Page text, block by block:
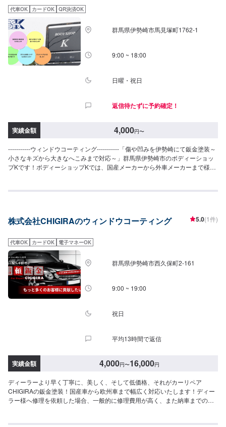
す。受付はスタッフへ「メンテモで予約しました」とお伝えください。ご案
内いたします。【定休日・営業時間】定休日：日曜日、祝日営業時間：
9:30~18:30
代車OK カードOK QR決済OK
群馬県伊勢崎市馬見塚町1762‐1
9:00 ~ 18:00
日曜・祝日
返信待たずに予約確定！
実績金額 4,000円〜
-----------ウィンドウコーティング-----------「傷や凹みを伊勢崎にて鈑金塗装～
小さなキズから大きなへこみまで対応～」群馬県伊勢崎市のボディーショッ
プKです！ボディーショップKでは、国産メーカーから外車メーカーまで様々
色あせや剥げなどお客様の大切な愛車をプロの技でお直しいたします。お困
します。フロンガス交換機有！最新車種のエアコン修理も対応できます！全
任せください！--------------------------------------------------【1】オファーにてお問
い合わせ【2】お見積り【3】お見積りにご納得いただければ作業開始【4】
仕上がり次第納車-----------パーツ持ち込みについて-----------パーツの持ち込み
可能です。オファーにて詳細をお願い致します。【定休日・営業時間】定休
日：日曜日、祝日営業時間：8:30~17:30
株式会社CHIGIRAのウィンドウコーティング 5.0(1件)
代車OK カードOK 電子マネーOK
群馬県伊勢崎市西久保町2-161
9:00 ~ 19:00
祝日
平均13時間で返信
実績金額 4,000円〜16,000円
ディーラーより早く丁寧に、美しく、そして低価格、それがカーリペア
CHIGIRAの鈑金塗装！国産車から欧州車まで幅広く対応いたします！ディー
ラー様へ修理を依頼した場合、一般的に修理費用が高く、また納車までの時